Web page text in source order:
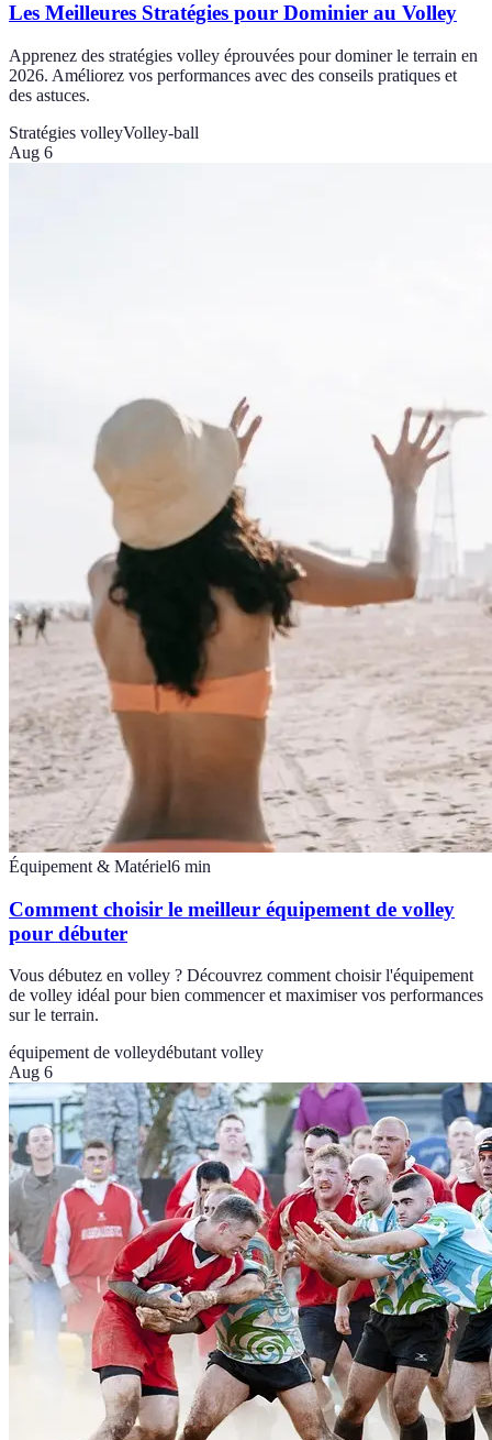
Les Meilleures Stratégies pour Dominier au Volley
Apprenez des stratégies volley éprouvées pour dominer le terrain en
2026. Améliorez vos performances avec des conseils pratiques et
des astuces.
Stratégies volleyVolley-ball
Aug 6
Équipement & Matériel6 min
Comment choisir le meilleur équipement de volley
pour débuter
Vous débutez en volley ? Découvrez comment choisir l'équipement
de volley idéal pour bien commencer et maximiser vos performances
sur le terrain.
équipement de volleydébutant volley
Aug 6